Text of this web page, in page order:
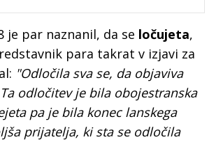
je par naznanil, da se ločujeta,
para takrat v izjavi za
"Odločila sva se, da objaviva
odločitev je bila obojestranska
pa je bila konec lanskega
prijatelja, ki sta se odločila